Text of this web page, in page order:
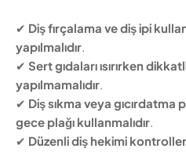
✔ Diş fırçalama ve diş ipi
yapılmalıdır
✔ Sert gıdaları ısırırken
yapılmamalıdır
✔ Diş sıkma veya
gece plağı kullanmalıdır
✔ Düzenli diş hekimi